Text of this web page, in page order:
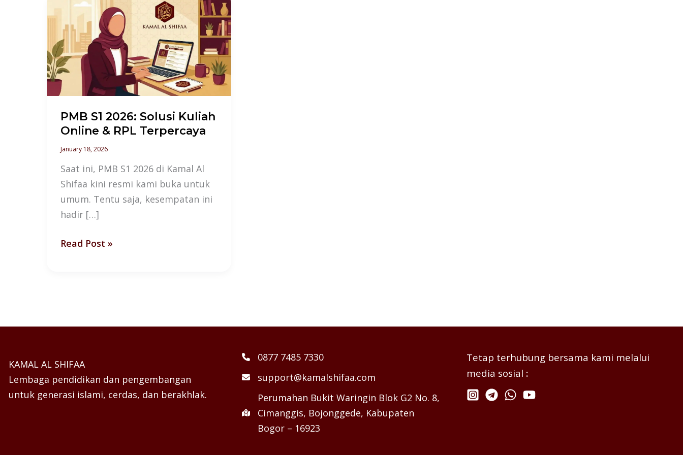
PMB S1 2026: Solusi Kuliah
Online & RPL Terpercaya
January 18, 2026
Saat ini, PMB S1 2026 di Kamal Al
Shifaa kini resmi kami buka untuk
umum. Tentu saja, kesempatan ini
hadir […]
2026:
Solusi
Kuliah
Online
&
Terpercaya
Read Post »
KAMAL AL SHIFAA
Lembaga pendidikan dan pengembangan
untuk generasi islami, cerdas, dan berakhlak.
0877 7485 7330
support@kamalshifaa.com
Perumahan Bukit Waringin Blok G2 No. 8,
Cimanggis, Bojonggede, Kabupaten
Bogor – 16923
Tetap terhubung bersama kami melalui
media sosial :